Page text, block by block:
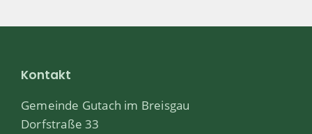
Kontakt
Gemeinde Gutach im Breisgau
Dorfstraße 33